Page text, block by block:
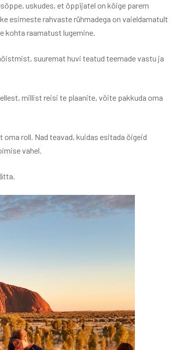
uskudes, et õppijatel on kõige parem
esimeste rahvaste rühmadega on vaieldamatult
kohta raamatust lugemine.
suuremat huvi teatud teemade vastu ja
millist reisi te plaanite, võite pakkuda oma
roll. Nad teavad, kuidas esitada õigeid
vahel.